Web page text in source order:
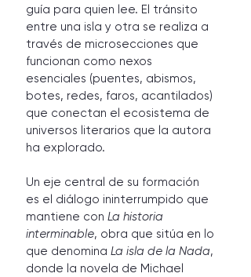
guía para quien lee. El tránsito
entre una isla y otra se realiza a
través de microsecciones que
funcionan como nexos
esenciales (puentes, abismos,
botes, redes, faros, acantilados)
que conectan el ecosistema de
universos literarios que la autora
ha explorado.
Un eje central de su formación
es el diálogo ininterrumpido que
mantiene con La historia
interminable, obra que sitúa en lo
que denomina La isla de la Nada,
donde la novela de Michael